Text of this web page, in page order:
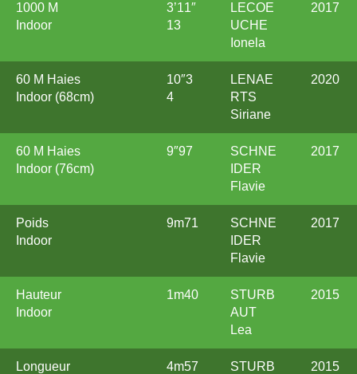
1000 M
Indoor
3’11″
13
LECOE
UCHE
Ionela
2017
60 M Haies
Indoor (68cm)
10″3
4
LENAE
RTS
Siriane
2020
60 M Haies
Indoor (76cm)
9″97
SCHNE
IDER
Flavie
2017
Poids
Indoor
9m71
SCHNE
IDER
Flavie
2017
Hauteur
Indoor
1m40
STURB
AUT
Lea
2015
Longueur
4m57
STURB
2015